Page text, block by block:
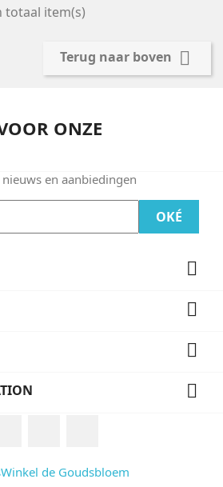
totaal item(s)
Terug naar boven 
ONZE
en aanbiedingen




de Goudsbloem